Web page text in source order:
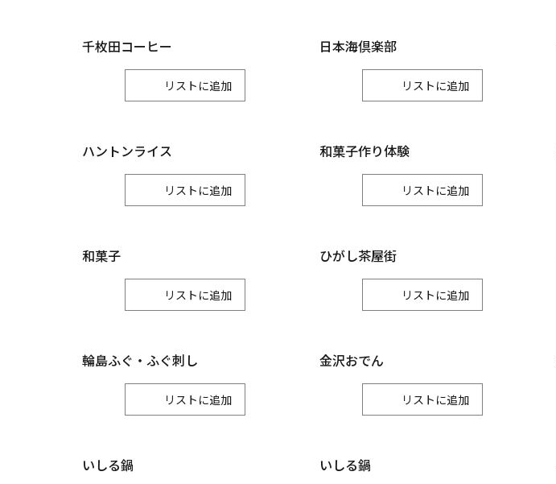
加賀
白山
千枚田コーヒー
リスト
日本海倶楽部
リスト
ハントンライス
リスト
和菓子作り体験
リスト
和菓子
リスト
ひがし茶屋街
リスト
輪島ふぐ・ふぐ刺し
リスト
金沢おでん
リスト
いしる鍋 いしる鍋